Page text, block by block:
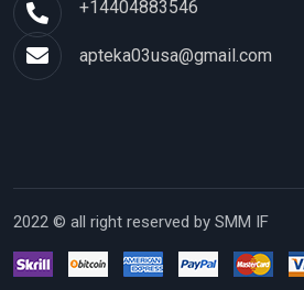
+14404883546
apteka03usa@gmail.com
2022 © all right reserved by SMM IF